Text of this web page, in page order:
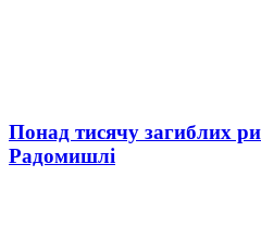
Понад тисячу загиблих
Радомишлі